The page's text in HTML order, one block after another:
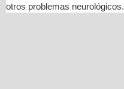
otros problemas neurológicos.